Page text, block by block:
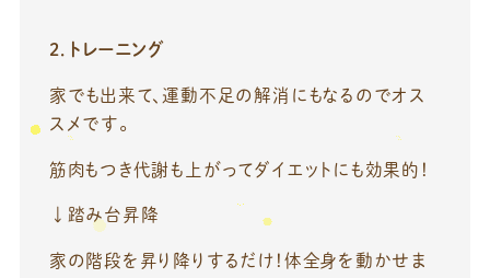
2．トレーニング
家でも出来て、運動不足の解消にもなるのでオス
スメです。
筋肉もつき代謝も上がってダイエットにも効果的！
↓踏み台昇降
家の階段を昇り降りするだけ！体全身を動かせま